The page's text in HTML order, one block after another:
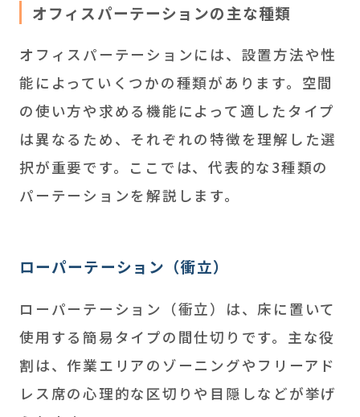
オフィスパーテーションの主な種類
オフィスパーテーションには、設置方法や性
能によっていくつかの種類があります。空間
の使い方や求める機能によって適したタイプ
は異なるため、それぞれの特徴を理解した選
択が重要です。ここでは、代表的な3種類の
パーテーションを解説します。
ローパーテーション（衝立）
ローパーテーション（衝立）は、床に置いて
使用する簡易タイプの間仕切りです。主な役
割は、作業エリアのゾーニングやフリーアド
レス席の心理的な区切りや目隠しなどが挙げ